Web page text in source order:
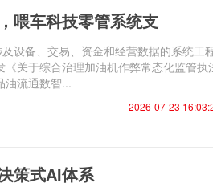
喂车科技零管系统支
设备、交易、资金和经营数据的系统工程
关于综合治理加油机作弊常态化监管执
油流通数智...
2026-07-23
策式AI体系